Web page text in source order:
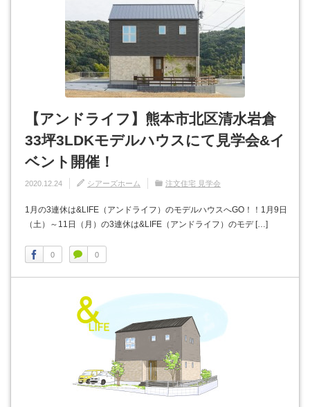
【アンドライフ】熊本市北区清水岩倉
33坪3LDKモデルハウスにて見学会&イ
ベント開催！
2020.12.24 シアーズホーム 注文住宅 見学会
1月の3連休は&LIFE（アンドライフ）のモデルハウスへGO！！1月9日
（土）～11日（月）の3連休は&LIFE（アンドライフ）のモデ […]
0 0